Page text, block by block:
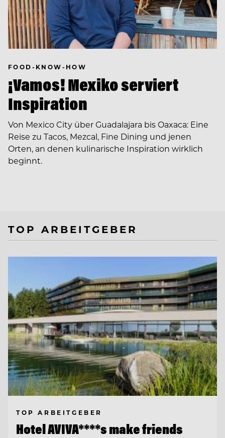
FOOD-KNOW-HOW
¡Vamos! Mexiko serviert
Inspiration
Von Mexico City über Guadalajara bis Oaxaca: Eine
Reise zu Tacos, Mezcal, Fine Dining und jenen
Orten, an denen kulinarische Inspiration wirklich
beginnt.
TOP ARBEITGEBER
TOP ARBEITGEBER
Hotel AVIVA****s make friends